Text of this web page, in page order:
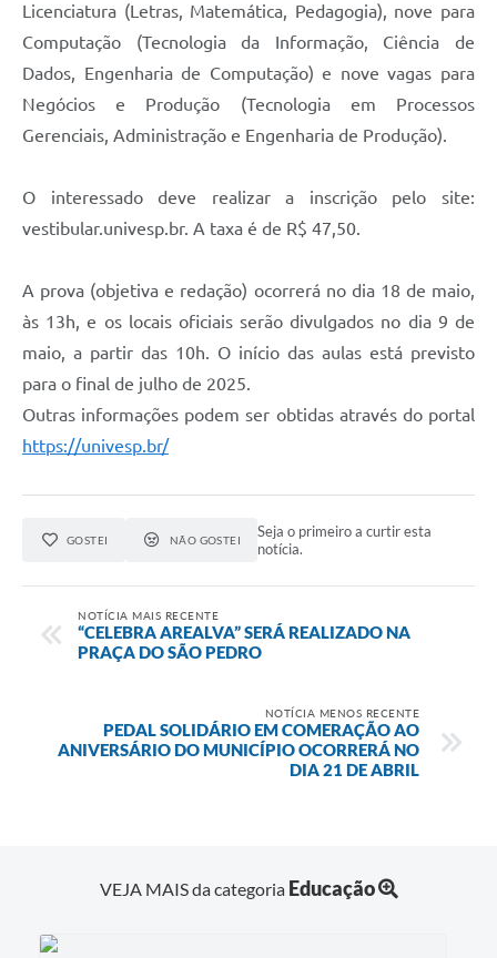
Licenciatura (Letras, Matemática, Pedagogia), nove para
Computação (Tecnologia da Informação, Ciência de
Dados, Engenharia de Computação) e nove vagas para
Negócios e Produção (Tecnologia em Processos
Gerenciais, Administração e Engenharia de Produção).
O interessado deve realizar a inscrição pelo site:
vestibular.univesp.br. A taxa é de R$ 47,50.
A prova (objetiva e redação) ocorrerá no dia 18 de maio,
às 13h, e os locais oficiais serão divulgados no dia 9 de
maio, a partir das 10h. O início das aulas está previsto
para o final de julho de 2025.
Outras informações podem ser obtidas através do portal
https://univesp.br/
GOSTEI NÃO GOSTEI
Seja o primeiro a curtir esta
notícia.
NOTÍCIA MAIS RECENTE
“CELEBRA AREALVA” SERÁ REALIZADO NA
PRAÇA DO SÃO PEDRO
NOTÍCIA MENOS RECENTE
PEDAL SOLIDÁRIO EM COMERAÇÃO AO
ANIVERSÁRIO DO MUNICÍPIO OCORRERÁ NO
DIA 21 DE ABRIL
VEJA MAIS da categoria Educação